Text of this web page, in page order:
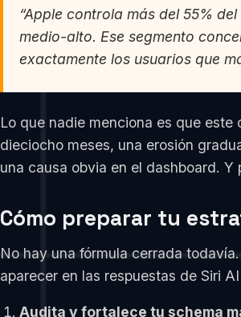
“Apple controla más del 55%
medio-alto. Ese segmento
exactamente los usuarios que
Lo que nadie menciona es que
dieciocho meses, una erosión
una causa obvia en el dashboard.
Cómo preparar tu
No hay una fórmula cerrada
aparecer en las respuestas de Siri
Audita y fortalece tu schema